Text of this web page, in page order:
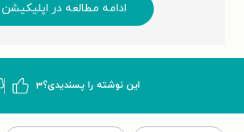
ادامه مطالعه در اپلیکیشن
این نوشته‌ را پسندیدی؟۳